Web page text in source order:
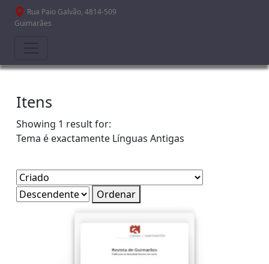
Passar para o conteúdo principal
Rua Paio Galvão, 4814-509
Guimarães
Itens
Showing 1 result for:
Tema é exactamente Línguas Antigas
Ordenar